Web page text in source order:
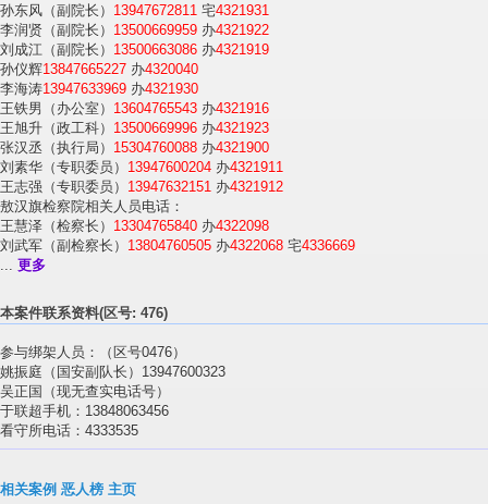
孙东风（副院长） 13947672811 宅4321931
李润贤（副院长） 13500669959 办4321922
刘成江（副院长） 13500663086 办4321919
孙仪辉13847665227 办4320040
李海涛13947633969 办4321930
王铁男（办公室） 13604765543 办4321916
王旭升（政工科） 13500669996 办4321923
张汉丞（执行局） 15304760088 办4321900
刘素华（专职委员） 13947600204 办4321911
王志强（专职委员） 13947632151 办4321912
敖汉旗检察院相关人员电话：
王慧泽（检察长） 13304765840 办4322098
刘武军（副检察长） 13804760505 办4322068 宅4336669
更多
本案件联系资料(区号: 476)
参与绑架人员：（区号0476）
姚振庭（国安副队长）13947600323
吴正国（现无查实电话号）
于联超手机：13848063456
看守所电话：4333535
相关案例 恶人榜 主页